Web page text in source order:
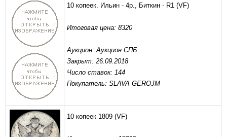
10 копеек. Ильин - 4р., Биткин - R1 (VF)
Итоговая цена: 8320
Аукцион: Аукцион СПБ
Закрыт: 26.09.2018
Число ставок: 144
Покупатель: SLAVA GEROJM
10 копеек 1809 (VF)